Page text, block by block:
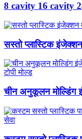
8 cavity 16 cavity
सस्तो प्लास्टिक इंजेक्शन
चीन अनुकूलन मोल्डिंग